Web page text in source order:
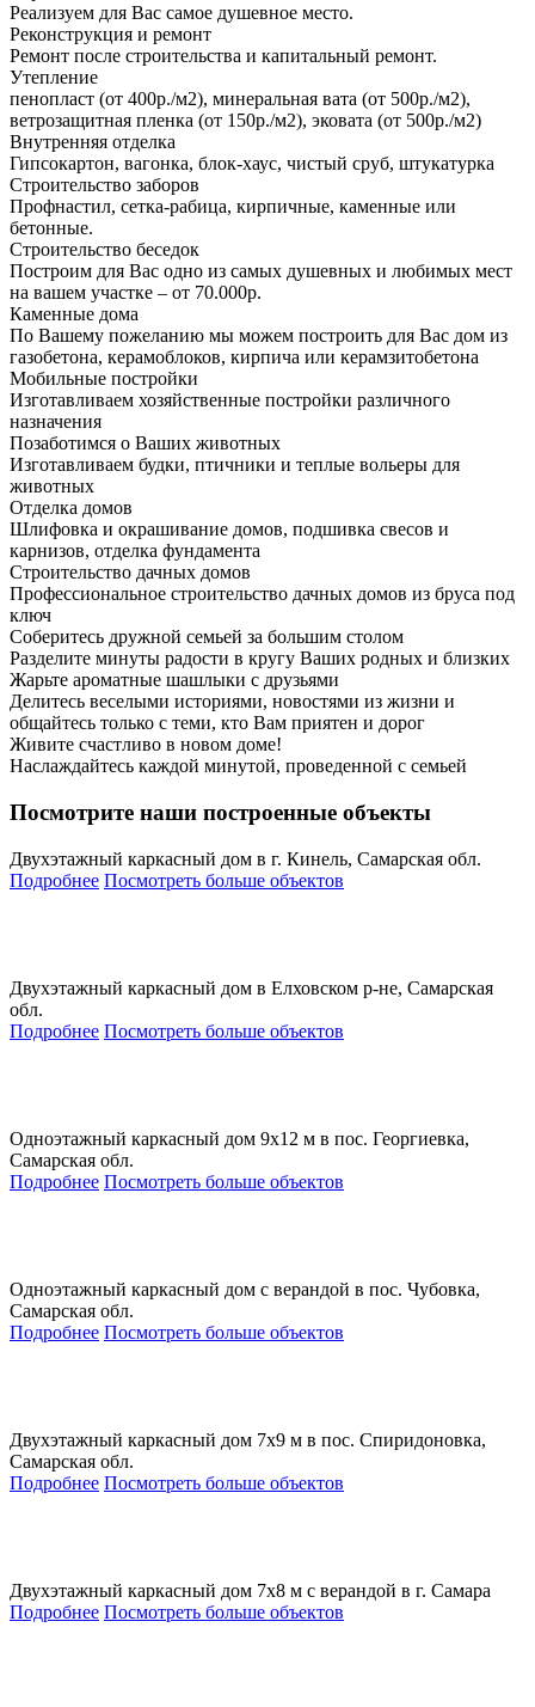
Реализуем для Вас самое душевное место.
Реконструкция и ремонт
Ремонт после строительства и капитальный ремонт.
Утепление
пенопласт (от 400р./м2), минеральная вата (от 500р./м2),
ветрозащитная пленка (от 150р./м2), эковата (от 500р./м2)
Внутренняя отделка
Гипсокартон, вагонка, блок-хаус, чистый сруб, штукатурка
Строительство заборов
Профнастил, сетка-рабица, кирпичные, каменные или
бетонные.
Строительство беседок
Построим для Вас одно из самых душевных и любимых мест
на вашем участке – от 70.000р.
Каменные дома
По Вашему пожеланию мы можем построить для Вас дом из
газобетона, керамоблоков, кирпича или керамзитобетона
Мобильные постройки
Изготавливаем хозяйственные постройки различного
назначения
Позаботимся о Ваших животных
Изготавливаем будки, птичники и теплые вольеры для
животных
Отделка домов
Шлифовка и окрашивание домов, подшивка свесов и
карнизов, отделка фундамента
Строительство дачных домов
Профессиональное строительство дачных домов из бруса под
ключ
Соберитесь дружной семьей за большим столом
Разделите минуты радости в кругу Ваших родных и близких
Жарьте ароматные шашлыки с друзьями
Делитесь веселыми историями, новостями из жизни и
общайтесь только с теми, кто Вам приятен и дорог
Живите счастливо в новом доме!
Наслаждайтесь каждой минутой, проведенной с семьей
Посмотрите наши построенные объекты
Двухэтажный каркасный дом в г. Кинель, Самарская обл.
Подробнее Посмотреть больше объектов
Двухэтажный каркасный дом в Елховском р-не, Самарская
обл.
Подробнее Посмотреть больше объектов
Одноэтажный каркасный дом 9х12 м в пос. Георгиевка,
Самарская обл.
Подробнее Посмотреть больше объектов
Одноэтажный каркасный дом с верандой в пос. Чубовка,
Самарская обл.
Подробнее Посмотреть больше объектов
Двухэтажный каркасный дом 7х9 м в пос. Спиридоновка,
Самарская обл.
Подробнее Посмотреть больше объектов
Двухэтажный каркасный дом 7х8 м с верандой в г. Самара
Подробнее Посмотреть больше объектов